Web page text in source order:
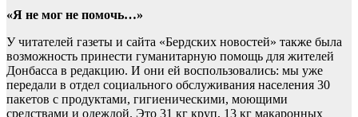
«Я не мог не помочь…»
У читателей газеты и сайта «Бердских новостей» также была
возможность принести гуманитарную помощь для жителей
Донбасса в редакцию. И они ей воспользовались: мы уже
передали в отдел социального обслуживания населения 30
пакетов с продуктами, гигиеническими, моющими
средствами и одеждой. Это 31 кг круп, 13 кг макаронных